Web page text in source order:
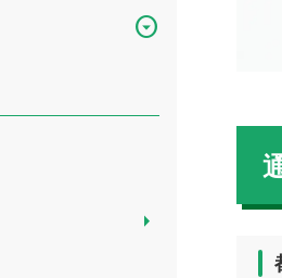
arrow_drop_down_circle
arrow_right